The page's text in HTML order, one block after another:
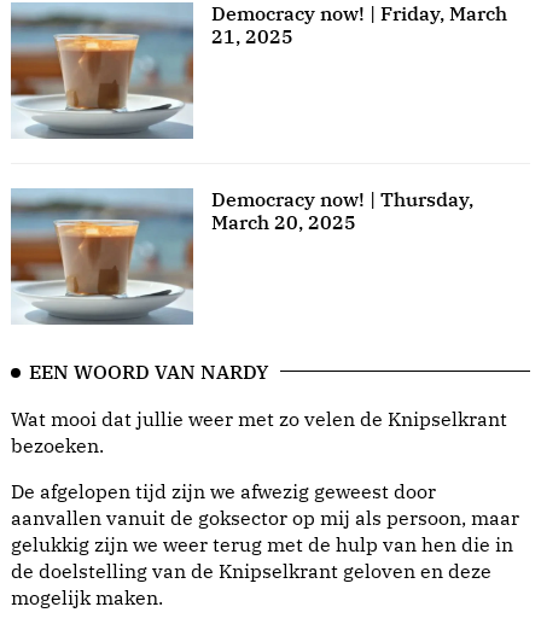
Democracy now! | Friday, March
21, 2025
Democracy now! | Thursday,
March 20, 2025
EEN WOORD VAN NARDY
Wat mooi dat jullie weer met zo velen de Knipselkrant
bezoeken.
De afgelopen tijd zijn we afwezig geweest door
aanvallen vanuit de goksector op mij als persoon, maar
gelukkig zijn we weer terug met de hulp van hen die in
de doelstelling van de Knipselkrant geloven en deze
mogelijk maken.